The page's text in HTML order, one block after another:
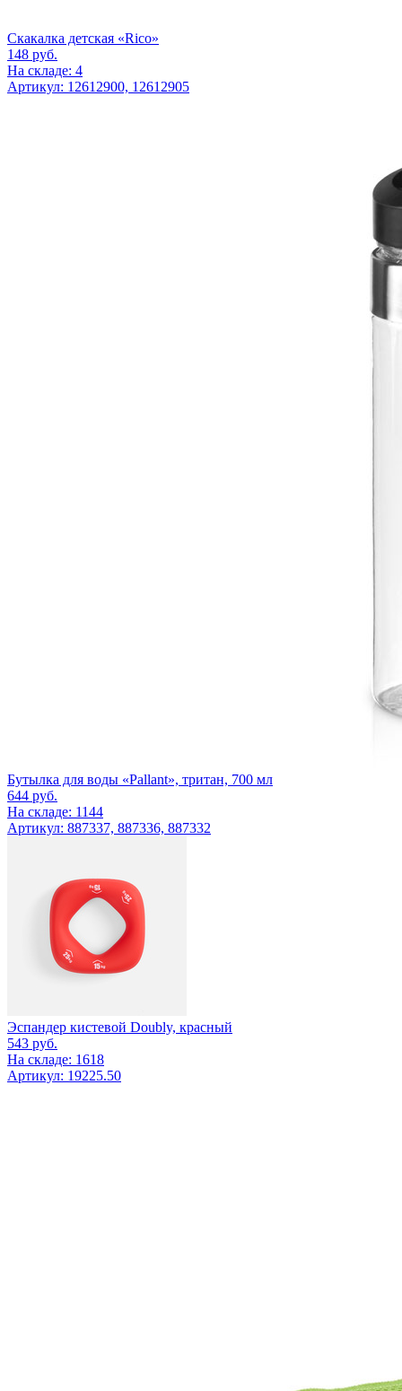
Скакалка детская «Rico»
148 руб.
На складе: 4
Артикул: 12612900, 12612905
Бутылка для воды «Pallant», тритан, 700 мл
644 руб.
На складе: 1144
Артикул: 887337, 887336, 887332
Эспандер кистевой Doubly, красный
543 руб.
На складе: 1618
Артикул: 19225.50